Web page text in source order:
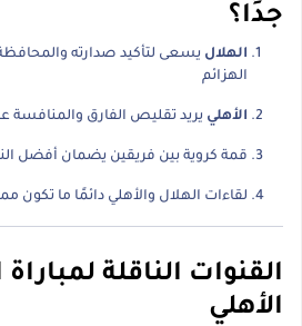
جدًا؟
الهلال يسعى لتأكيد صدارته
الهزائم
الأهلي يريد تقليص الفارق والمنافسة
قمة كروية بين فريقين يضمان أفضل
لقاءات الهلال والأهلي دائمًا ما تكون
القنوات الناقلة
الأهلي